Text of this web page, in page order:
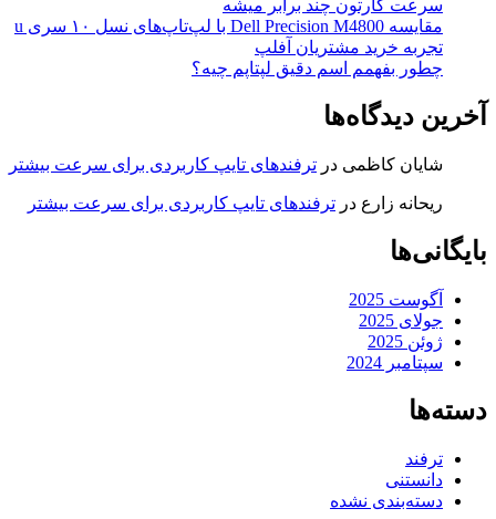
سرعت کارتون چند برابر میشه
مقایسه Dell Precision M4800 با لپ‌تاپ‌های نسل ۱۰ سری u
تجربه خرید مشتریان آفلپ
چطور بفهمم اسم دقیق لپتاپم چیه؟
آخرین دیدگاه‌ها
شایان کاظمی در ترفندهای تایپ کاربردی برای سرعت بیشتر
ریحانه زارع در ترفندهای تایپ کاربردی برای سرعت بیشتر
بایگانی‌ها
آگوست 2025
جولای 2025
ژوئن 2025
سپتامبر 2024
دسته‌ها
ترفند
دانستنی
دسته‌بندی نشده